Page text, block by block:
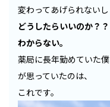
変わってあげられないし
どうしたらいいのか？？
わからない。
薬局に長年勤めていた僕
が思っていたのは、
これです。